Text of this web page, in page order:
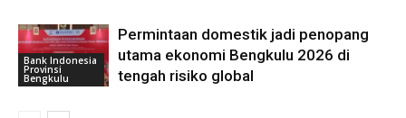
Bank Indonesia
Provinsi
Bengkulu
Permintaan domestik jadi penopang
utama ekonomi Bengkulu 2026 di
tengah risiko global